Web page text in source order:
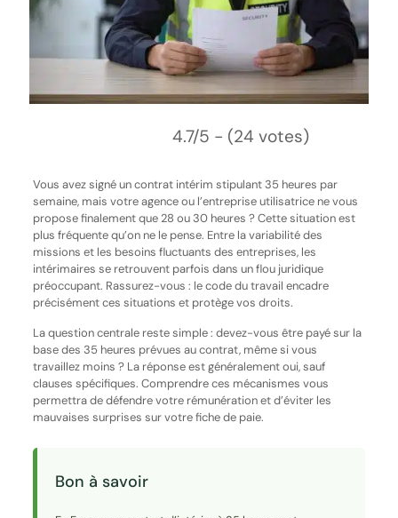
4.7/5 - (24 votes)
Vous avez signé un contrat intérim stipulant 35 heures par
semaine, mais votre agence ou l’entreprise utilisatrice ne vous
propose finalement que 28 ou 30 heures ? Cette situation est
plus fréquente qu’on ne le pense. Entre la variabilité des
missions et les besoins fluctuants des entreprises, les
intérimaires se retrouvent parfois dans un flou juridique
préoccupant. Rassurez-vous : le code du travail encadre
précisément ces situations et protège vos droits.
La question centrale reste simple : devez-vous être payé sur la
base des 35 heures prévues au contrat, même si vous
travaillez moins ? La réponse est généralement oui, sauf
clauses spécifiques. Comprendre ces mécanismes vous
permettra de défendre votre rémunération et d’éviter les
mauvaises surprises sur votre fiche de paie.
Bon à savoir